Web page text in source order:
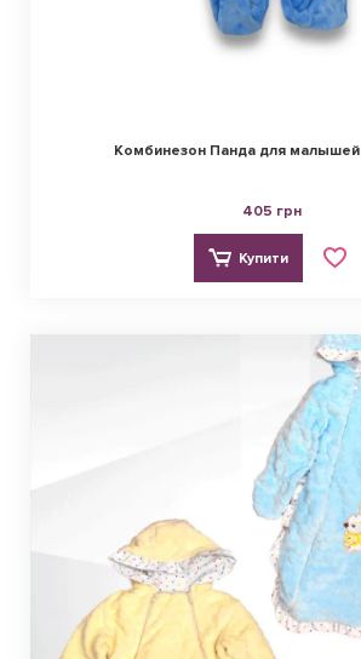
Комбинезон Панда для
405 грн
Купити